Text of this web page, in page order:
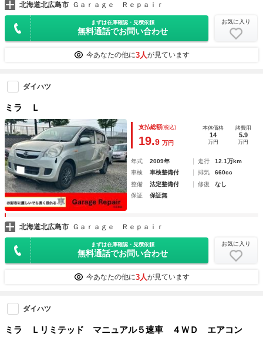
北海道北広島市 Ｇａｒａｇｅ Ｒｅｐａｉｒ
まずは在庫確認・見積依頼
無料通話でお問い合わせ
お気に入り
今あなたの他に3人が見ています
ダイハツ
ミラ Ｌ
支払総額(税込)
19.9 万円
本体価格
14
万円
諸費用
5.9
万円
年式 2009年 走行
12.1万km
車検
車検整備付 排気
660cc
整備
法定整備付 修復
なし
保証
保証無
北海道北広島市 Ｇａｒａｇｅ Ｒｅｐａｉｒ
まずは在庫確認・見積依頼
無料通話でお問い合わせ
お気に入り
今あなたの他に3人が見ています
ダイハツ
ミラ Ｌリミテッド マニュアル５速車 ４ＷＤ エアコン